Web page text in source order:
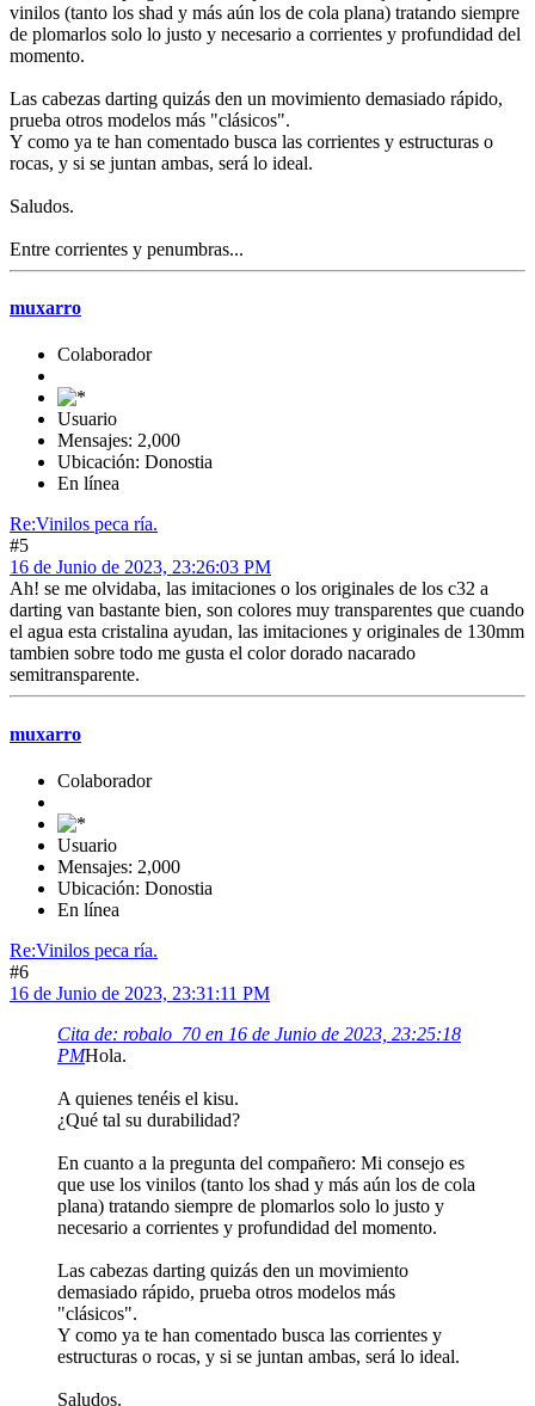
vinilos (tanto los shad y más aún los de cola plana) tratando siempre
de plomarlos solo lo justo y necesario a corrientes y profundidad del
momento.
Las cabezas darting quizás den un movimiento demasiado rápido,
prueba otros modelos más "clásicos".
Y como ya te han comentado busca las corrientes y estructuras o
rocas, y si se juntan ambas, será lo ideal.
Saludos.
Entre corrientes y penumbras...
muxarro
Colaborador
Usuario
Mensajes: 2,000
Ubicación: Donostia
En línea
Re:Vinilos peca ría.
#5
16 de Junio de 2023, 23:26:03 PM
Ah! se me olvidaba, las imitaciones o los originales de los c32 a
darting van bastante bien, son colores muy transparentes que cuando
el agua esta cristalina ayudan, las imitaciones y originales de 130mm
tambien sobre todo me gusta el color dorado nacarado
semitransparente.
muxarro
Colaborador
Usuario
Mensajes: 2,000
Ubicación: Donostia
En línea
Re:Vinilos peca ría.
#6
16 de Junio de 2023, 23:31:11 PM
Cita de: robalo_70 en 16 de Junio de 2023, 23:25:18
PMHola.
A quienes tenéis el kisu.
¿Qué tal su durabilidad?
En cuanto a la pregunta del compañero: Mi consejo es
que use los vinilos (tanto los shad y más aún los de cola
plana) tratando siempre de plomarlos solo lo justo y
necesario a corrientes y profundidad del momento.
Las cabezas darting quizás den un movimiento
demasiado rápido, prueba otros modelos más
"clásicos".
Y como ya te han comentado busca las corrientes y
estructuras o rocas, y si se juntan ambas, será lo ideal.
Saludos.